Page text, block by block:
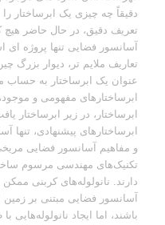
دقیقاً چه چیزی یک ابرساختار
تعریف دقیق، در حال حاضر هیچ
آسانسور فضایی تنها پروژه
عنوان یک ابرساختار به حساب
ابرساختارهای مفهومی و
ابرساختار، در زیر ابرساختار
و مفاهیم آسانسور فضایی
تکنیک‌های مهندسی مرسوم
دارند. نانولوله‌های کربنی
آسانسور فضایی مبتنی بر
باشند، اما ایجاد